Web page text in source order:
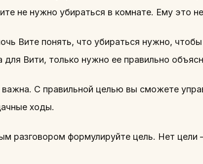
не нужно убираться в комнате. Ему это
Вите понять, что убираться нужно,
для Вити, только нужно ее правильно
важна. С правильной целью вы сможете
ходы.
разговором формулируйте цель. Нет цели